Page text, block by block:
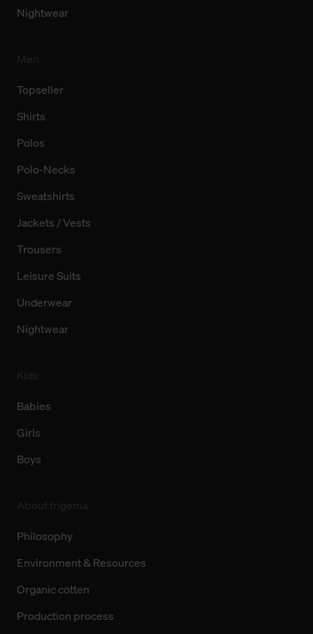
Nightwear
Topseller
Shirts
Polos
Polo-Necks
Sweatshirts
Jackets / Vests
Trousers
Leisure Suits
Underwear
Nightwear
Babies
Girls
Boys
Philosophy
Environment & Resources
Organic cotten
Production process